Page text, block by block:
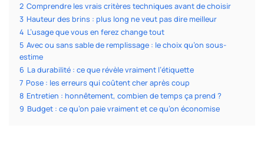
2 Comprendre les vrais critères techniques avant de choisir
3 Hauteur des brins : plus long ne veut pas dire meilleur
4 L’usage que vous en ferez change tout
5 Avec ou sans sable de remplissage : le choix qu’on sous-
estime
6 La durabilité : ce que révèle vraiment l’étiquette
7 Pose : les erreurs qui coûtent cher après coup
8 Entretien : honnêtement, combien de temps ça prend ?
9 Budget : ce qu’on paie vraiment et ce qu’on économise